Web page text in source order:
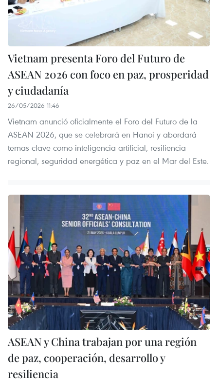
Vietnam presenta Foro del Futuro de
ASEAN 2026 con foco en paz, prosperidad
y ciudadanía
26/05/2026 11:46
Vietnam anunció oficialmente el Foro del Futuro de la
ASEAN 2026, que se celebrará en Hanoi y abordará
temas clave como inteligencia artificial, resiliencia
regional, seguridad energética y paz en el Mar del Este.
ASEAN y China trabajan por una región
de paz, cooperación, desarrollo y
resiliencia